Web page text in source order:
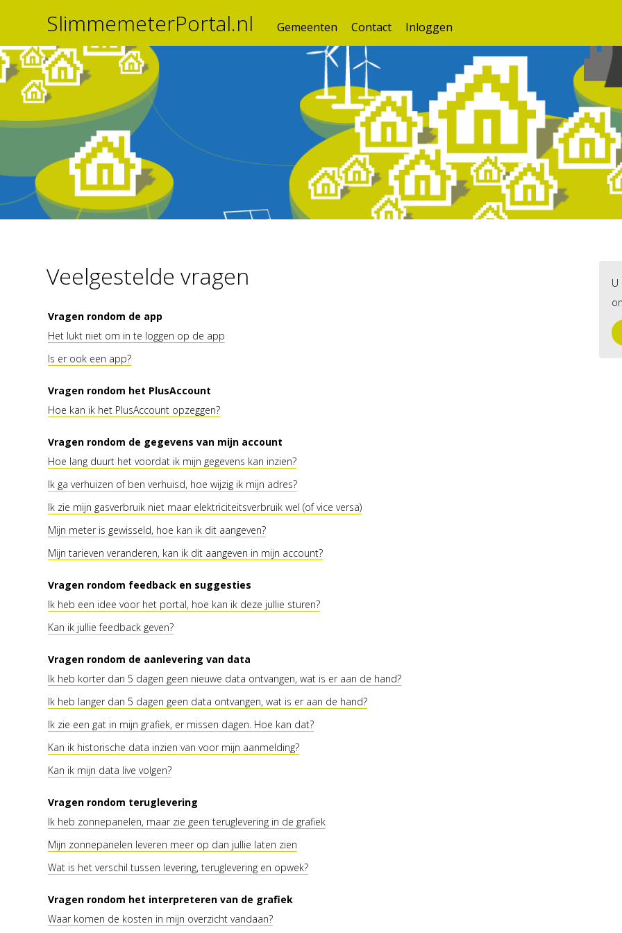
SlimmemeterPortal.nl Gemeenten Contact Inloggen
Veelgestelde vragen
Vragen rondom de app
Het lukt niet om in te loggen op de app
Is er ook een app?
Vragen rondom het PlusAccount
Hoe kan ik het PlusAccount opzeggen?
Vragen rondom de gegevens van mijn account
Hoe lang duurt het voordat ik mijn gegevens kan inzien?
Ik ga verhuizen of ben verhuisd, hoe wijzig ik mijn adres?
Ik zie mijn gasverbruik niet maar elektriciteitsverbruik wel (of vice versa)
Mijn meter is gewisseld, hoe kan ik dit aangeven?
Mijn tarieven veranderen, kan ik dit aangeven in mijn account?
Vragen rondom feedback en suggesties
Ik heb een idee voor het portal, hoe kan ik deze jullie sturen?
Kan ik jullie feedback geven?
Vragen rondom de aanlevering van data
Ik heb korter dan 5 dagen geen nieuwe data ontvangen, wat is er aan de hand?
Ik heb langer dan 5 dagen geen data ontvangen, wat is er aan de hand?
Ik zie een gat in mijn grafiek, er missen dagen. Hoe kan dat?
Kan ik historische data inzien van voor mijn aanmelding?
Kan ik mijn data live volgen?
Vragen rondom teruglevering
Ik heb zonnepanelen, maar zie geen teruglevering in de grafiek
Mijn zonnepanelen leveren meer op dan jullie laten zien
Wat is het verschil tussen levering, teruglevering en opwek?
Vragen rondom het interpreteren van de grafiek
Waar komen de kosten in mijn overzicht vandaan?
U